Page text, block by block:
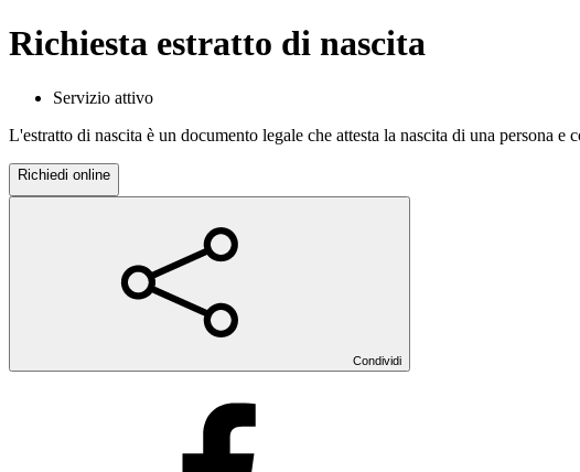
Richiesta estratto di nascita
Servizio attivo
L'estratto di nascita è un documento legale che attesta la nascita di una persona
Richiedi online
Condividi